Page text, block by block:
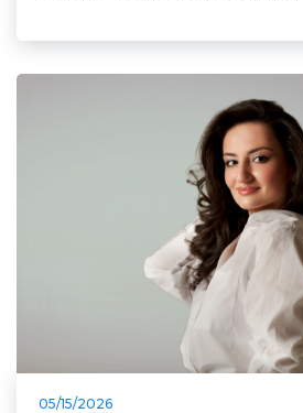
05/15/2026